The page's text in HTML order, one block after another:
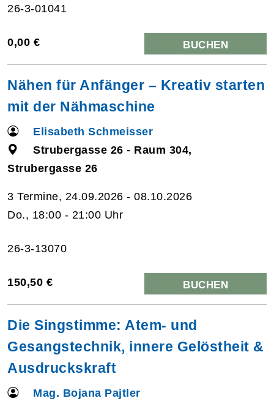
26-3-01041
0,00 € BUCHEN
Nähen für Anfänger – Kreativ starten
mit der Nähmaschine
Elisabeth Schmeisser
Strubergasse 26 - Raum 304,
Strubergasse 26
3 Termine, 24.09.2026 - 08.10.2026
Do., 18:00 - 21:00 Uhr
26-3-13070
150,50 € BUCHEN
Die Singstimme: Atem- und
Gesangstechnik, innere Gelöstheit &
Ausdruckskraft
Mag. Bojana Pajtler